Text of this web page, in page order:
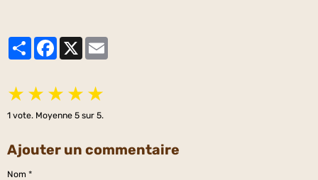
PartagerFacebook
X
★ ★ ★ ★ ★
1 vote. Moyenne 5 sur 5.
Ajouter un commentaire
Nom